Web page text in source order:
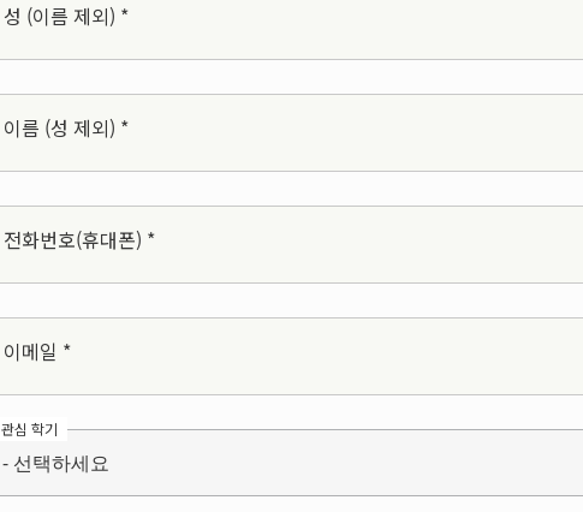
성 (이름 제외) *
이름 (성 제외) *
전화번호(휴대폰) *
이메일 *
- 선택하세요
관심 학기